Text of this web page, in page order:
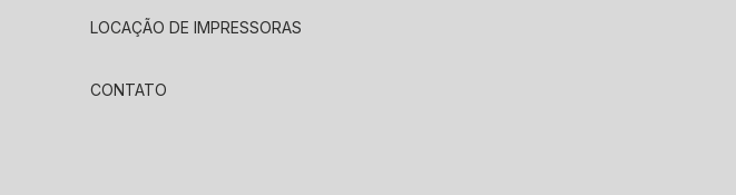
LOCAÇÃO DE IMPRESSORAS
CONTATO